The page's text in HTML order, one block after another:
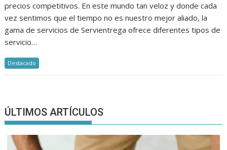
precios competitivos. En este mundo tan veloz y donde cada
vez sentimos que el tiempo no es nuestro mejor aliado, la
gama de servicios de Servientrega ofrece diferentes tipos de
servicio…
Destacado
ÚLTIMOS ARTÍCULOS